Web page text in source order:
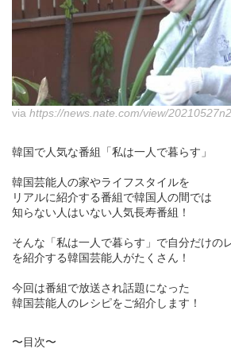
via https://news.nate.com/view/
韓国で人気な番組「私は一人で暮らす」
韓国芸能人の家やライフスタイルを
リアルに紹介する番組で韓国人の間では
知らない人はいない人気長寿番組！
そんな「私は一人で暮らす」で自分だけの
を紹介する韓国芸能人がたくさん！
今回は番組で放送され話題になった
韓国芸能人のレシピをご紹介します！
〜目次〜